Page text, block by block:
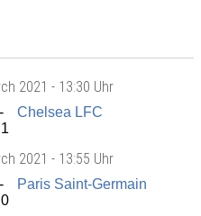
2021 - 13:30 Uhr
Chelsea LFC
2021 - 13:55 Uhr
Paris Saint-Germain